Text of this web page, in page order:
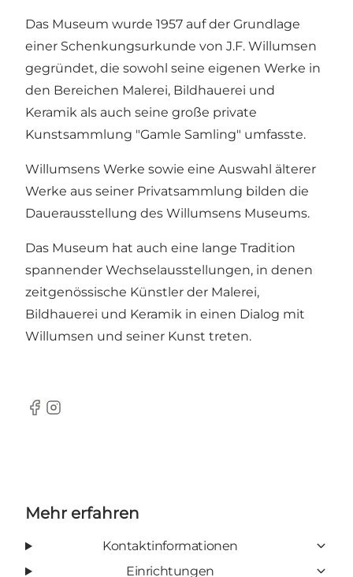
Das Museum wurde 1957 auf der Grundlage
einer Schenkungsurkunde von J.F. Willumsen
gegründet, die sowohl seine eigenen Werke in
den Bereichen Malerei, Bildhauerei und
Keramik als auch seine große private
Kunstsammlung "Gamle Samling" umfasste.
Willumsens Werke sowie eine Auswahl älterer
Werke aus seiner Privatsammlung bilden die
Dauerausstellung des Willumsens Museums.
Das Museum hat auch eine lange Tradition
spannender Wechselausstellungen, in denen
zeitgenössische Künstler der Malerei,
Bildhauerei und Keramik in einen Dialog mit
Willumsen und seiner Kunst treten.
Facebook
Instagram
Mehr erfahren
Kontaktinformationen
Einrichtungen